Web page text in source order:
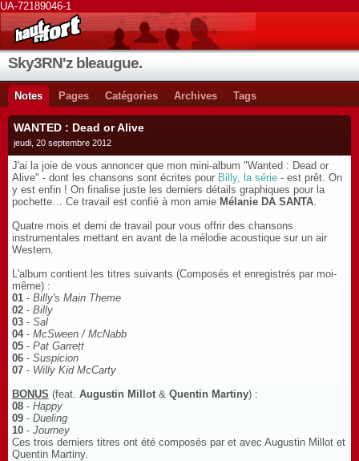
UA-72189046-1
Sky3RN'z bleaugue.
Notes Pages Catégories Archives Tags
WANTED : Dead or Alive
jeudi, 20 septembre 2012
J'ai la joie de vous annoncer que mon mini-album "Wanted : Dead or
Alive" - dont les chansons sont écrites pour Billy, la série - est prêt. On
y est enfin ! On finalise juste les derniers détails graphiques pour la
pochette… Ce travail est confié à mon amie Mélanie DA SANTA.
Quatre mois et demi de travail pour vous offrir des chansons
instrumentales mettant en avant de la mélodie acoustique sur un air
Western.
L'album contient les titres suivants (Composés et enregistrés par moi-
même) :
01 - Billy's Main Theme
02 - Billy
03 - Sal
04- McSween / McNabb
05 - Pat Garrett
06 - Suspicion
07 - Willy Kid McCarty
BONUS (feat. Augustin Millot & Quentin Martiny) :
08 - Happy
09 - Dueling
10 - Journey
Ces trois derniers titres ont été composés par et avec Augustin Millot et
Quentin Martiny.